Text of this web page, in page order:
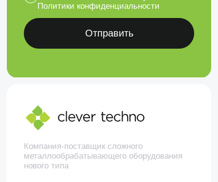
Создание сайта — ivan3d.pro,
darabamse